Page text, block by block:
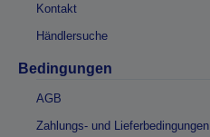
Kontakt
Händlersuche
Bedingungen
AGB
Zahlungs- und Lieferbedingungen